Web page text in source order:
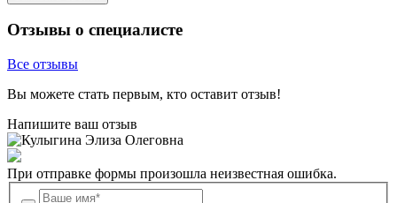
Отзывы о специалисте
Все отзывы
Вы можете стать первым, кто оставит отзыв!
Напишите ваш отзыв
При отправке формы произошла неизвестная ошибка.